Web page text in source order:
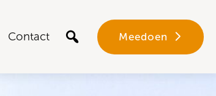
Contact Meedoen